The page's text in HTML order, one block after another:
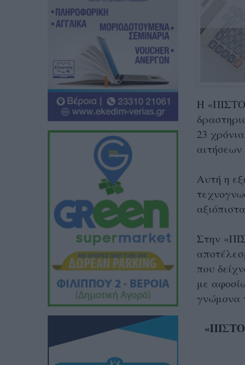
Η
23
Αυτή η
Στην
που
με
γνώμονα